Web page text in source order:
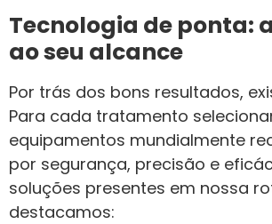
Tecnologia de ponta:
ao seu alcance
Por trás dos bons resultados,
Para cada tratamento
equipamentos mundialmente
por segurança, precisão e
soluções presentes em nossa
destacamos: